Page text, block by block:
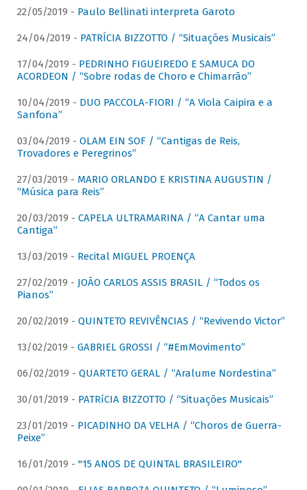
22/05/2019 - Paulo Bellinati interpreta Garoto
24/04/2019 - PATRÍCIA BIZZOTTO / “Situações Musicais”
17/04/2019 - PEDRINHO FIGUEIREDO E SAMUCA DO
ACORDEON / “Sobre rodas de Choro e Chimarrão”
10/04/2019 - DUO PACCOLA-FIORI / “A Viola Caipira e a
Sanfona”
03/04/2019 - OLAM EIN SOF / “Cantigas de Reis,
Trovadores e Peregrinos”
27/03/2019 - MARIO ORLANDO E KRISTINA AUGUSTIN /
“Música para Reis”
20/03/2019 - CAPELA ULTRAMARINA / “A Cantar uma
Cantiga”
13/03/2019 - Recital MIGUEL PROENÇA
27/02/2019 - JOÃO CARLOS ASSIS BRASIL / “Todos os
Pianos”
20/02/2019 - QUINTETO REVIVÊNCIAS / “Revivendo Victor”
13/02/2019 - GABRIEL GROSSI / “#EmMovimento”
06/02/2019 - QUARTETO GERAL / “Aralume Nordestina”
30/01/2019 - PATRíCIA BIZZOTTO / “Situações Musicais”
23/01/2019 - PICADINHO DA VELHA / “Choros de Guerra-
Peixe”
16/01/2019 - "15 ANOS DE QUINTAL BRASILEIRO"